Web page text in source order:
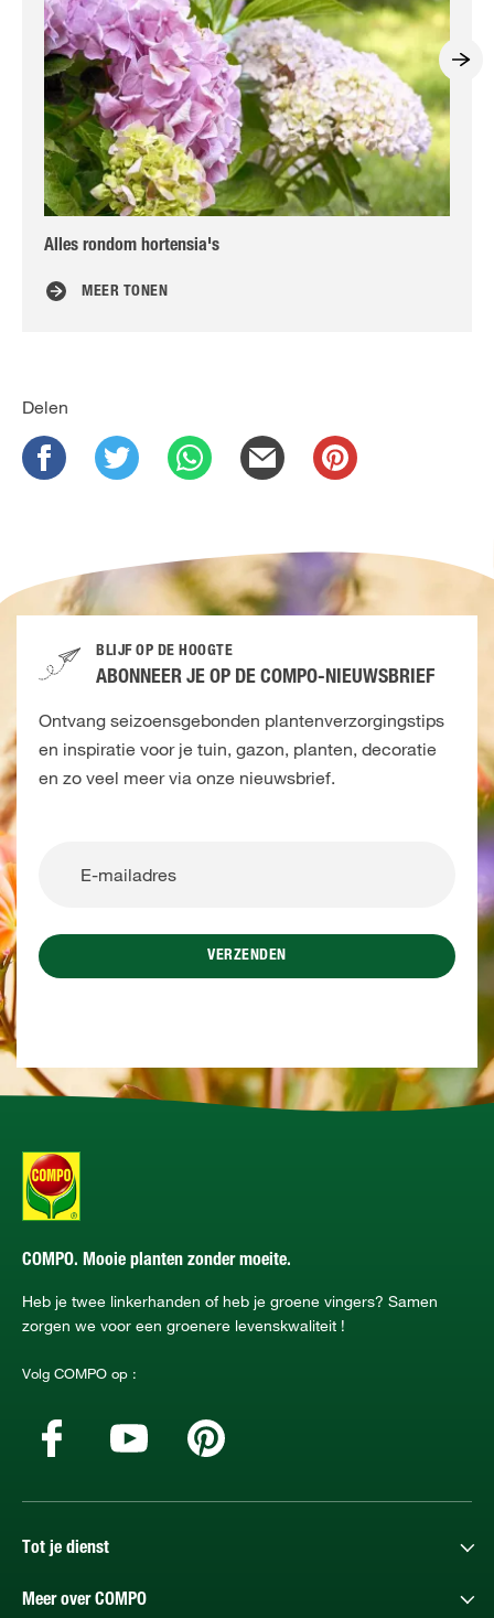
Alles rondom hortensia's
MEER TONEN
Delen
BLIJF OP DE HOOGTE
ABONNEER JE OP DE COMPO-NIEUWSBRIEF
Ontvang seizoensgebonden plantenverzorgingstips
en inspiratie voor je tuin, gazon, planten, decoratie
en zo veel meer via onze nieuwsbrief.
VERZENDEN
COMPO. Mooie planten zonder moeite.
Heb je twee linkerhanden of heb je groene vingers? Samen
zorgen we voor een groenere levenskwaliteit !
Volg COMPO op :
Tot je dienst
Meer over COMPO